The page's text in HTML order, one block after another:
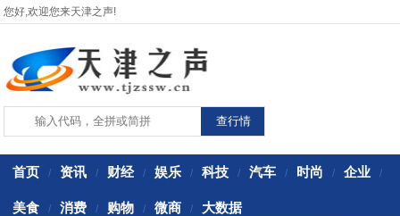
您好,欢迎您来天津之声!
首页 / 资讯 / 财经 / 娱乐 / 科技 / 汽车 / 时尚 / 企业 /
美食 / 消费 / 购物 / 微商 / 大数据